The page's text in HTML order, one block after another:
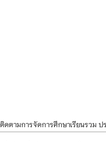
ดตามการจัดการศึกษาเรียนรวม